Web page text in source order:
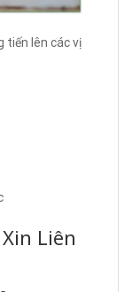
tiến lên các vị
Liên